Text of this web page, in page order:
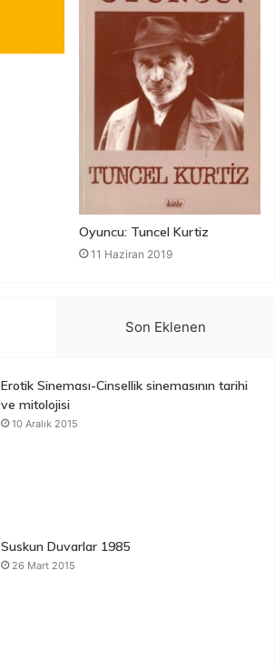
Oyuncu: Tuncel Kurtiz
11 Haziran 2019
Son Eklenen
Erotik Sineması-Cinsellik sinemasının tarihi
ve mitolojisi
10 Aralık 2015
Suskun Duvarlar 1985
26 Mart 2015